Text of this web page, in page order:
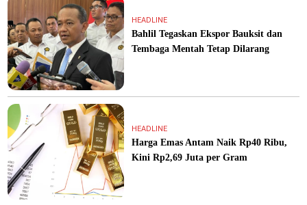
HEADLINE
Bahlil Tegaskan Ekspor Bauksit dan
Tembaga Mentah Tetap Dilarang
HEADLINE
Harga Emas Antam Naik Rp40 Ribu,
Kini Rp2,69 Juta per Gram